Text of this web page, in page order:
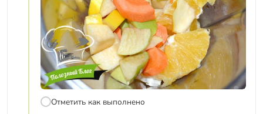
Отметить как выполнено